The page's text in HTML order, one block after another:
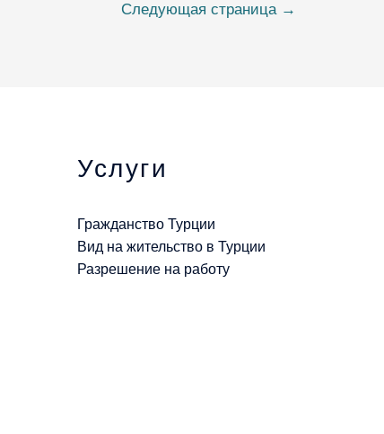
Следующая страница →
Услуги
Гражданство Турции
Вид на жительство в Турции
Разрешение на работу